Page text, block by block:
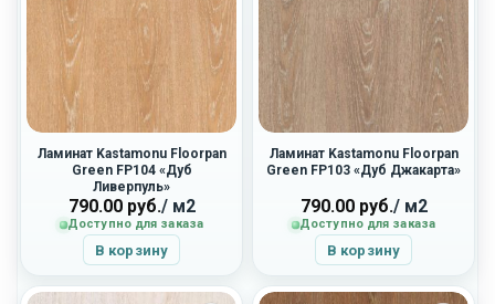
Ламинат Kastamonu Floorpan
Green FP104 «Дуб
Ливерпуль»
790.00руб./ м2
Доступно для заказа
В корзину
Ламинат Kastamonu Floorpan
Green FP103 «Дуб Джакарта»
790.00руб./ м2
Доступно для заказа
В корзину